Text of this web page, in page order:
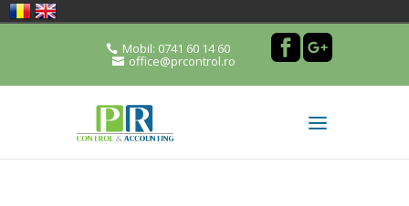
Mobil: 0741 60 14 60
office@prcontrol.ro